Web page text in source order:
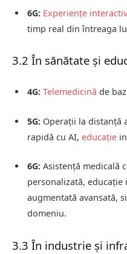
6G: Experiențe
timp real din întreaga
3.2 În sănătate și
4G: Telemedicină de
5G: Operații la distanță
rapidă cu AI, educație
6G: Asistență medicală
personalizată, educație
augmentată avansată,
domeniu.
3.3 În industrie și